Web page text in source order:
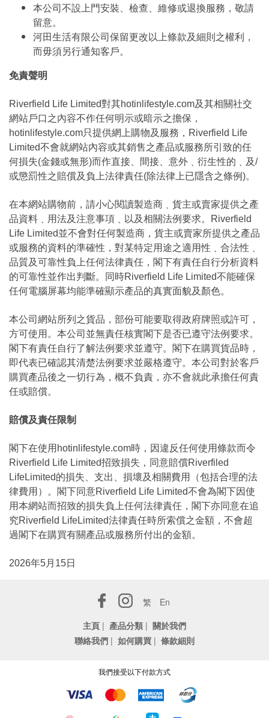
本公司不設上門安裝、檢查、維修或退換服務，敬請
留意。
河田生活有限公司保留更改以上條款及細則之權利，
而毋須另行通知客戶。
免責聲明
Riverfield Life Limited對其hotinlifestyle.com及其相關社交
網站戶口之內容不作任何明示或暗示之擔保，
hotinlifestyle.com只提供網上購物及服務，Riverfield Life
Limited不會就網站內容或其銷售之產品或服務所引致的任
何損失(金錢或無形)而作直接、間接、意外﹑衍生性的﹑及/
或懲罰性之賠償及負上法律責任(除法律上已隱含之條例)。
在本網站購物前，請小心閱讀製造商﹑貨主或賣家提供之產
品資料﹑用法及注意事項﹑以及相關法例要求。Riverfield
Life Limited並不會對任何製造商，貨主或賣家所提供之產品
或服務的資料的準確性，對某特定用途之適用性﹑合法性﹑
品質及可靠性負上任何法律責任，閣下有責任自行分析資料
的可靠性並作出判斷。同時Riverfield Life Limited不能確保
任何電腦屏幕均能準確顯示產品的真實面貌及顏色。
本公司網站所列之貨品，部份可能要取得政府牌照或許可，
方可使用。本公司並無責任核實閣下是否已遵守法例要求。
閣下有責任自行了解法例要求並遵守。閣下在購買貨品時，
即代表已確認其清楚法例要求並嚴格遵守。本公司對於客戶
購買產品後之一切行為，概不負責，亦不會就此承擔任何責
任或賠償。
賠償及責任限制
閣下在使用hotinlifestyle.com時，因違反任何使用條款而令
Riverfield Life Limited招致損失，同意賠償Riverfiled
LifeLimited的損失、支出、損壞及相關費用（包括合理的法
律費用）。閣下同意Riverfield Life Limited不會為閣下因使
用本網站而招致的損失負上任何法律責任，閣下亦同意在追
究Riverfield LifeLimited法律責任時所索償之金額，不會超
過閣下在購買有關產品或服務所付出的金額。
2026年5月15日
繁
En
主頁 | 產品分類 | 關於我們
聯絡我們 | 如何購買 | 條款細則
我們接受以下付款方式